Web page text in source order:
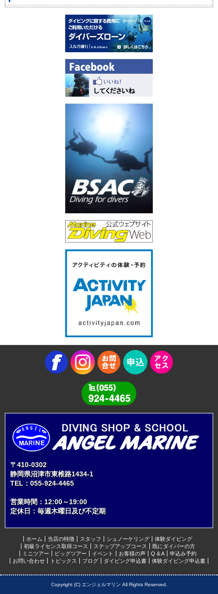
Q & A
〒410-0302
静岡県沼津市東椎路1434-1
TEL： 055-924-4465
営業時間：12:00～19:00
定休日：毎週木曜日及び不定期
ホーム 当店の特徴 スタッフ シュノーケリング
体験ダイビング
初級ライセンス取得コース
ステップアップコース
既にダイバーの方
ミニツアー
ビッグツアー イベント お客様の声 Q & A
申込み予約
お問い合わせ
トピックス ブログ ダイビング申込書 体験ダイビング申込書
Copyright (C) エンジェルマリン All Rights Reserved.